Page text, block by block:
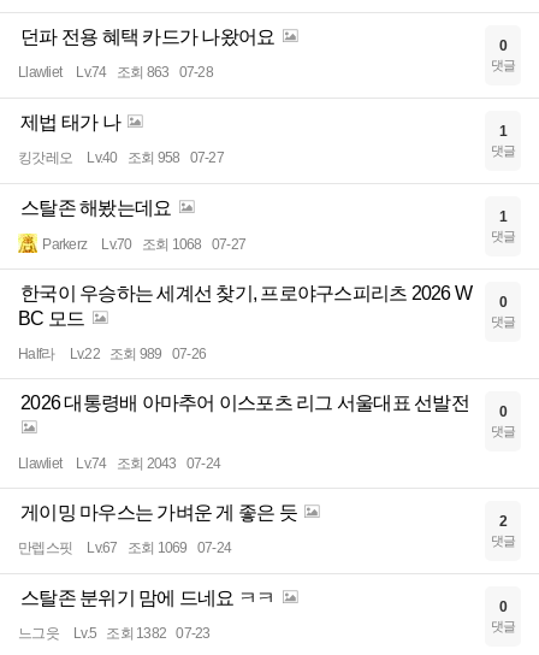
던파 전용 혜택 카드가 나왔어요
Llawliet Lv.74 조회 863 07-28
0
댓글
제법 태가 나
킹갓레오 Lv.40 조회 958 07-27
1
댓글
스탈존 해봤는데요
Parkerz Lv.70 조회 1068 07-27
1
댓글
한국이 우승하는 세계선 찾기, 프로야구스피리츠 2026 W
BC 모드
Half라 Lv.22 조회 989 07-26
0
댓글
2026 대통령배 아마추어 이스포츠 리그 서울대표 선발전
Llawliet Lv.74 조회 2043 07-24
0
댓글
게이밍 마우스는 가벼운 게 좋은 듯
만렙스핏 Lv.67 조회 1069 07-24
2
댓글
스탈존 분위기 맘에 드네요 ㅋㅋ
느그읏 Lv.5 조회 1382 07-23
0
댓글